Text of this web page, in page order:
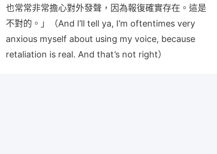
也常常非常擔心對外發聲，因為報復確實存在。這是
不對的。」（And I’ll tell ya, I’m oftentimes very
anxious myself about using my voice, because
retaliation is real. And that’s not right）